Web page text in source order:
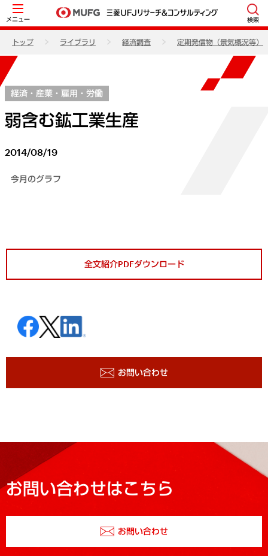
メニュー 検索
トップ ライブラリ 経済調査 定期発信物（景気概況等）
経済・産業・雇用・労働
弱含む鉱工業生産
2014/08/19
今月のグラフ
全文紹介PDFダウンロード
お問い合わせ
お問い合わせはこちら
お問い合わせ